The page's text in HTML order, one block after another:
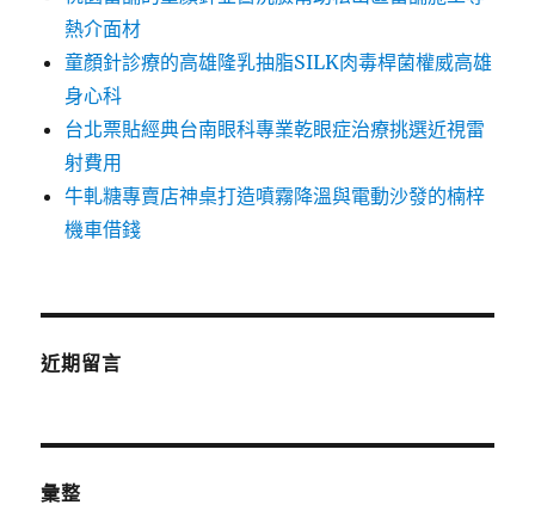
熱介面材
童顏針診療的高雄隆乳抽脂SILK肉毒桿菌權威高雄
身心科
台北票貼經典台南眼科專業乾眼症治療挑選近視雷
射費用
牛軋糖專賣店神桌打造噴霧降溫與電動沙發的楠梓
機車借錢
近期留言
彙整